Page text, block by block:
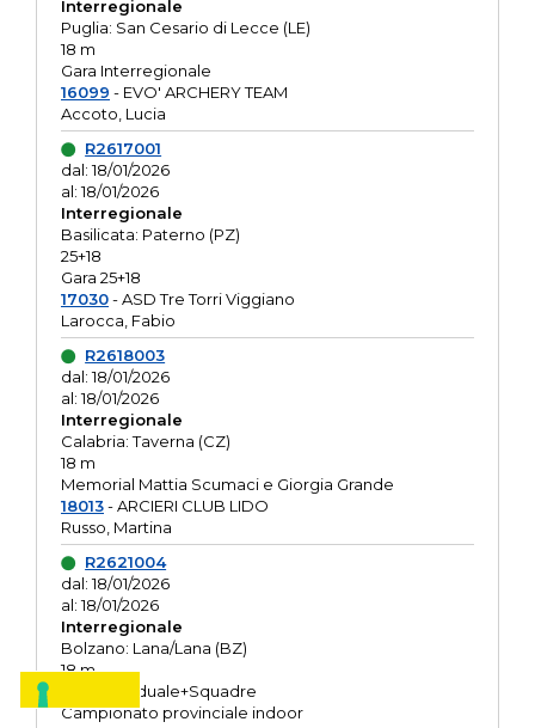
Interregionale
Puglia: San Cesario di Lecce (LE)
18 m
Gara Interregionale
16099 - EVO' ARCHERY TEAM
Accoto, Lucia
R2617001
dal: 18/01/2026
al: 18/01/2026
Interregionale
Basilicata: Paterno (PZ)
25+18
Gara 25+18
17030- ASD Tre Torri Viggiano
Larocca, Fabio
R2618003
dal: 18/01/2026
al: 18/01/2026
Interregionale
Calabria: Taverna (CZ)
18 m
Memorial Mattia Scumaci e Giorgia Grande
18013- ARCIERI CLUB LIDO
Russo, Martina
R2621004
dal: 18/01/2026
al: 18/01/2026
Interregionale
Bolzano: Lana/Lana (BZ)
18 m
O.R. Individuale+Squadre
Campionato provinciale indoor